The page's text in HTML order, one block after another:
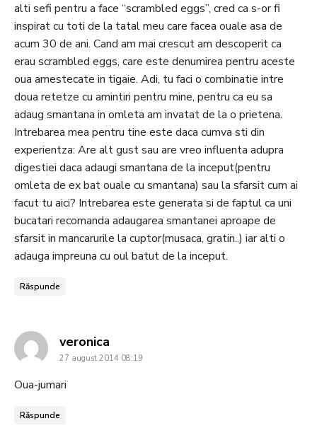
alti sefi pentru a face “scrambled eggs”, cred ca s-or fi
inspirat cu toti de la tatal meu care facea ouale asa de
acum 30 de ani. Cand am mai crescut am descoperit ca
erau scrambled eggs, care este denumirea pentru aceste
oua amestecate in tigaie. Adi, tu faci o combinatie intre
doua retetze cu amintiri pentru mine, pentru ca eu sa
adaug smantana in omleta am invatat de la o prietena.
Intrebarea mea pentru tine este daca cumva sti din
experientza: Are alt gust sau are vreo influenta adupra
digestiei daca adaugi smantana de la inceput(pentru
omleta de ex bat ouale cu smantana) sau la sfarsit cum ai
facut tu aici? Intrebarea este generata si de faptul ca uni
bucatari recomanda adaugarea smantanei aproape de
sfarsit in mancarurile la cuptor(musaca, gratin..) iar alti o
adauga impreuna cu oul batut de la inceput.
Răspunde
veronica
27 august 2014 08:19
Oua-jumari
Răspunde